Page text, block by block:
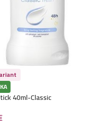
40ml-Classic